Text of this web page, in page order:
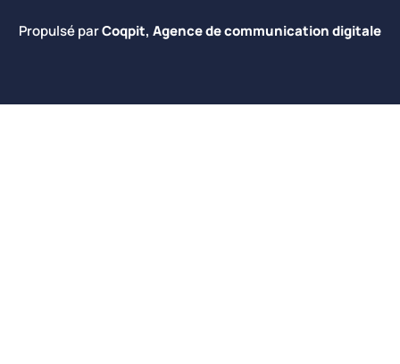
Propulsé parCoqpit, Agence de communication digitale